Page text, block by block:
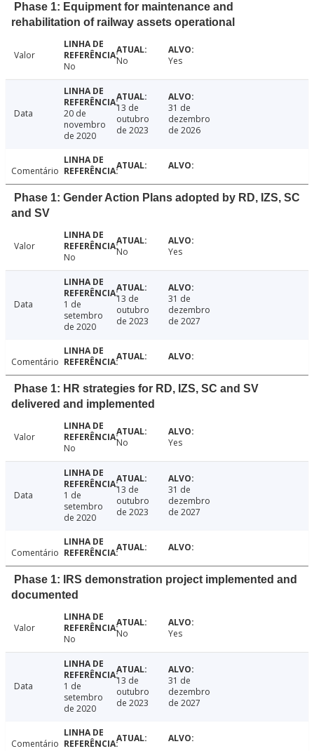
Phase 1: Equipment for maintenance and
rehabilitation of railway assets operational
Valor
No
No Yes
Data
20 de
novembro
de 2020
13 de
outubro
de 2023
31 de
dezembro
de 2026
Comentário
Phase 1: Gender Action Plans adopted by RD, IZS, SC
and SV
Valor
No
No Yes
Data
1 de
setembro
de 2020
13 de
outubro
de 2023
31 de
dezembro
de 2027
Comentário
Phase 1: HR strategies for RD, IZS, SC and SV
delivered and implemented
Valor
No
No Yes
Data
1 de
setembro
de 2020
13 de
outubro
de 2023
31 de
dezembro
de 2027
Comentário
Phase 1: IRS demonstration project implemented and
documented
Valor
No
No Yes
Data
1 de
setembro
de 2020
13 de
outubro
de 2023
31 de
dezembro
de 2027
Comentário